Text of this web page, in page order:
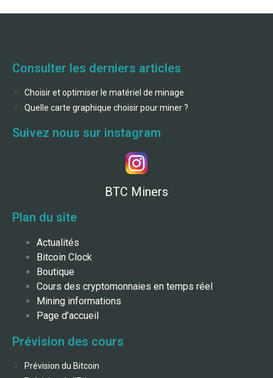
Consulter les derniers articles
Choisir et optimiser le matériel de minage
Quelle carte graphique choisir pour miner ?
Suivez nous sur instagram
BTC Miners
Plan du site
Actualités
Bitcoin Clock
Boutique
Cours des cryptomonnaies en temps réel
Mining informations
Page d’accueil
Prévision des cours
Prévision du Bitcoin